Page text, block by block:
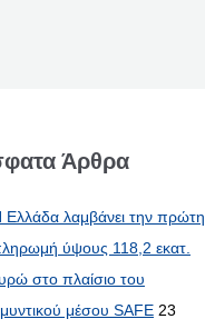
Άρθρα
Ελλάδα λαμβάνει την πρώτη
ύψους 118,2 εκατ.
στο πλαίσιο του
μέσου SAFE 23